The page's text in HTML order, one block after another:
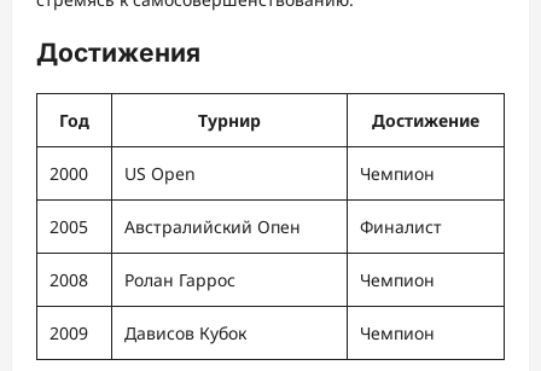
Достижения
Год Турнир Достижение
2000 US Open Чемпион
2005 Австралийский Опен Финалист
2008 Ролан Гаррос Чемпион
2009 Дависов Кубок Чемпион